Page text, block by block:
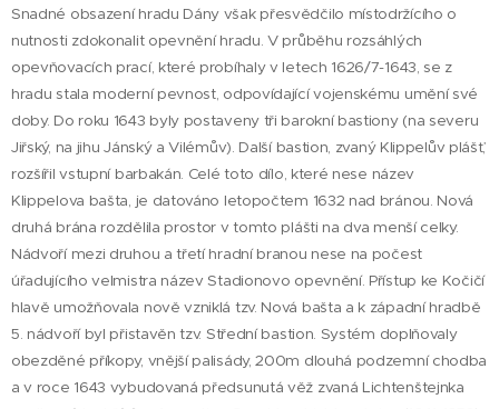
Snadné obsazení hradu Dány však přesvědčilo místodržícího o
nutnosti zdokonalit opevnění hradu. V průběhu rozsáhlých
opevňovacích prací, které probíhaly v letech 1626/7-1643, se z
hradu stala moderní pevnost, odpovídající vojenskému umění své
doby. Do roku 1643 byly postaveny tři barokní bastiony (na severu
Jiřský, na jihu Jánský a Vilémův). Další bastion, zvaný Klippelův plášť,
rozšířil vstupní barbakán. Celé toto dílo, které nese název
Klippelova bašta, je datováno letopočtem 1632 nad bránou. Nová
druhá brána rozdělila prostor v tomto plášti na dva menší celky.
Nádvoří mezi druhou a třetí hradní branou nese na počest
úřadujícího velmistra název Stadionovo opevnění. Přístup ke Kočičí
hlavě umožňovala nově vzniklá tzv. Nová bašta a k západní hradbě
5. nádvoří byl přistavěn tzv. Střední bastion. Systém doplňovaly
obezděné příkopy, vnější palisády, 200m dlouhá podzemní chodba
a v roce 1643 vybudovaná předsunutá věž zvaná Lichtenštejnka